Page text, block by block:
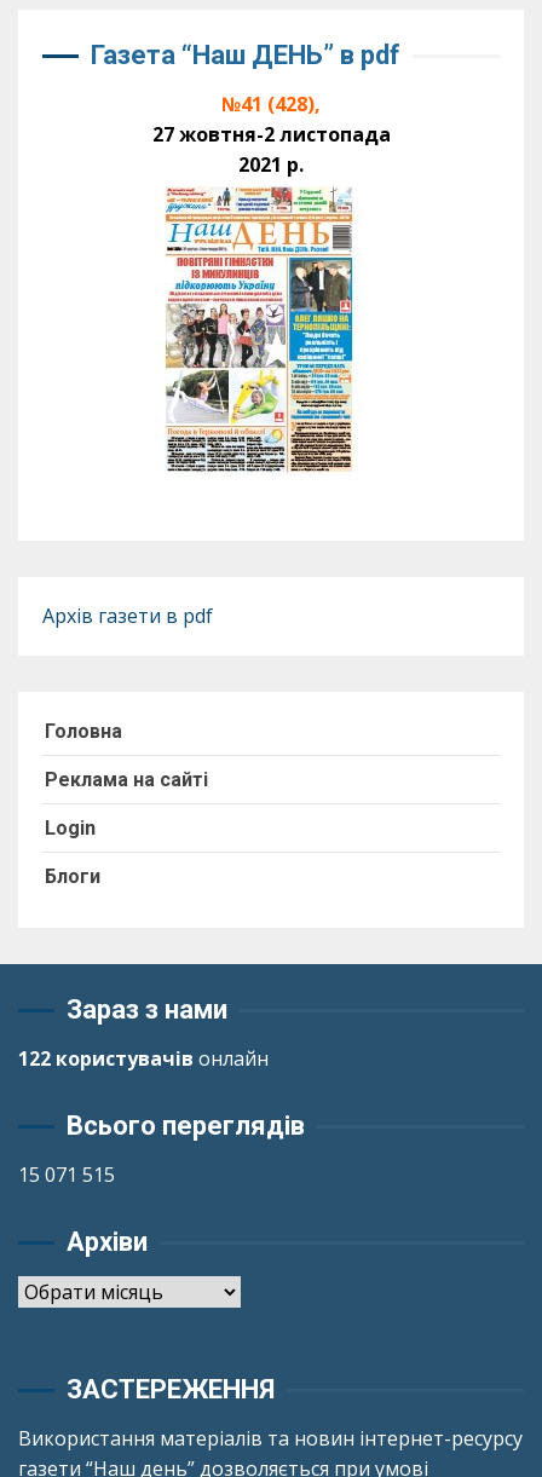
Газета “Наш ДЕНЬ” в pdf
№41 (428),
27 жовтня-2 листопада
2021 р.
Архів газети в pdf
Головна
Реклама на сайті
Login
Блоги
Зараз з нами
122 користувачів онлайн
Всього переглядів
15 071 515
Архіви
Архіви
ЗАСТЕРЕЖЕННЯ
Використання матеріалів та новин інтернет-ресурсу
газети “Наш день” дозволяється при умові